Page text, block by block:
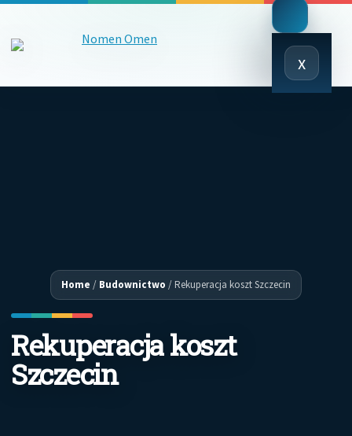
x
Close
Menu
Home / Budownictwo /Rekuperacja koszt Szczecin
Rekuperacja koszt
Szczecin